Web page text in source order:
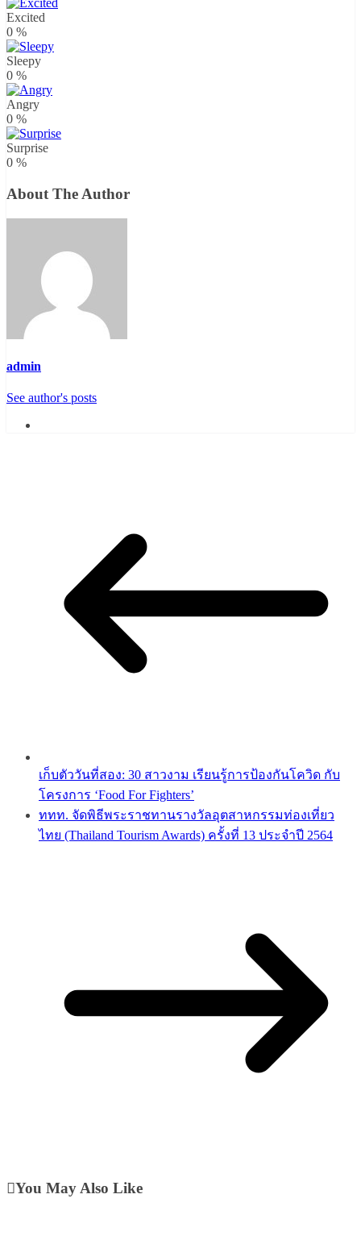
Excited
0 %
Sleepy
0 %
Angry
0 %
Surprise
0 %
About The Author
admin
See author's posts
เก็บตัววันที่สอง: 30 สาวงาม เรียนรู้การป้องกันโควิด กับ
โครงการ ‘Food For Fighters’
ททท. จัดพิธีพระราชทานรางวัลอุตสาหกรรมท่องเที่ยว
ไทย (Thailand Tourism Awards) ครั้งที่ 13 ประจำปี 2564
You May Also Like